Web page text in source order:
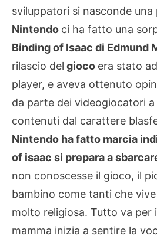
sviluppatori si nasconde una
Nintendo ci ha fatto una
Binding of Isaac di Edmund
rilascio del gioco era stato
player, e aveva ottenuto
da parte dei videogiocatori a
contenuti dal carattere
Nintendo ha fatto marcia
of isaac si prepara a
non conoscesse il gioco, il
bambino come tanti che
molto religiosa. Tutto va per
mamma inizia a sentire la